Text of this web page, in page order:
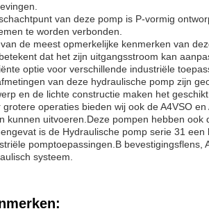
van deze pomp is P-vormig
te worden verbonden.
de meest opmerkelijke kenmerken van
dat het zijn uitgangsstroom kan
optie voor verschillende industriële
van deze hydraulische pomp zijn
en de lichte constructie maken het
grotere operaties bieden wij ook de A4VSO
kunnen uitvoeren.Deze pompen hebben ook
is de Hydraulische pomp serie 31
pomptoepassingen.B
systeem.